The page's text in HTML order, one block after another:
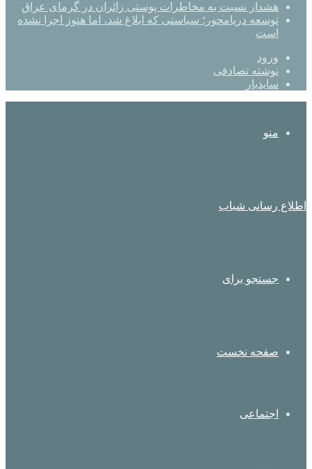
هشدار نسبت به مخاطرات پوستی زائران در گرمای عراق
توسعه دریامحور؛ سیاستی که ابلاغ شد، اما هنوز اجرا نشده
است
ورود
نوشته تصادفی
سایدبار
منو
اطلاع رسانی شباب
جستجو برای
صفحه نخست
اجتماعی